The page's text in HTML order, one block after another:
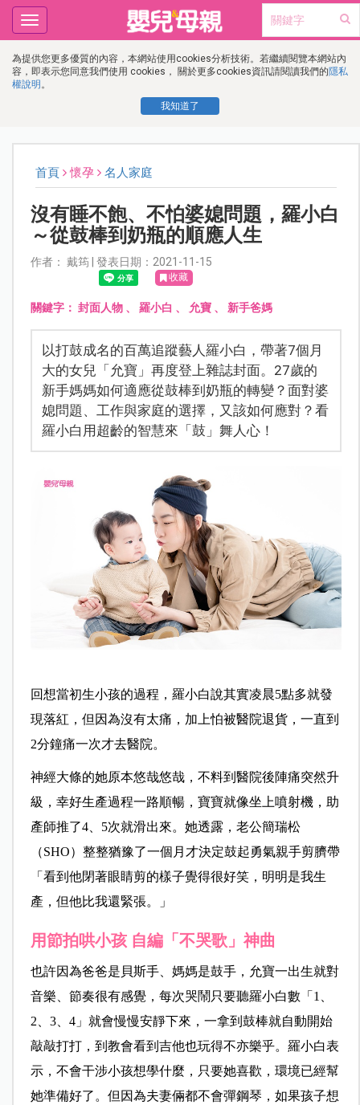
為提供您更多優質的內容，本網站使用cookies分析技術。若繼續閱覽本網站內
容，即表示您同意我們使用 cookies， 關於更多cookies資訊請閱讀我們的隱私
權說明 。
我知道了
Toggle
navigation
首頁 懷孕 名人家庭
沒有睡不飽、不怕婆媳問題，羅小白
～從鼓棒到奶瓶的順應人生
作者： 戴筠 | 發表日期：2021-11-15
收藏
關鍵字： 封面人物、 羅小白 、 允寶、 新手爸媽
以打鼓成名的百萬追蹤藝人羅小白，帶著7個月
大的女兒「允寶」再度登上雜誌封面。27歲的
新手媽媽如何適應從鼓棒到奶瓶的轉變？面對婆
媳問題、工作與家庭的選擇，又該如何應對？看
羅小白用超齡的智慧來「鼓」舞人心！
回想當初生小孩的過程，羅小白說其實凌晨5點多就發
現落紅，但因為沒有太痛，加上怕被醫院退貨，一直到
2分鐘痛一次才去醫院。
神經大條的她原本悠哉悠哉，不料到醫院後陣痛突然升
級，幸好生產過程一路順暢，寶寶就像坐上噴射機，助
產師推了4、5次就滑出來。她透露，老公簡瑞松
（SHO）整整猶豫了一個月才決定鼓起勇氣親手剪臍帶
「看到他閉著眼睛剪的樣子覺得很好笑，明明是我生
產，但他比我還緊張。」
用節拍哄小孩 自編「不哭歌」神曲
也許因為爸爸是貝斯手、媽媽是鼓手，允寶一出生就對
音樂、節奏很有感覺，每次哭鬧只要聽羅小白數「1、
2、3、4」就會慢慢安靜下來，一拿到鼓棒就自動開始
敲敲打打，到教會看到吉他也玩得不亦樂乎。羅小白表
示，不會干涉小孩想學什麼，只要她喜歡，環境已經幫
她準備好了。但因為夫妻倆都不會彈鋼琴，如果孩子想